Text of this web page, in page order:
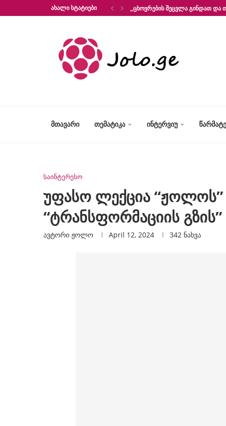
ᲐᲮᲐᲚᲘ ᲡᲢᲐᲢᲘᲔᲑᲘ „ᲪᲮᲝᲕᲠᲔᲑᲘᲡ ᲨᲔᲪᲕᲚᲐ ᲒᲘᲜᲓᲐᲗ ᲓᲐ
ᲛᲗᲐᲕᲐᲠᲘ ᲗᲔᲛᲐᲢᲘᲙᲐ ᲘᲜᲢᲔᲠᲕᲘᲣ
საინტერესო
უფასო ლექცია
“ტრანსფორმაციის
ავტორი Ჟოლო April 12, 2024 342 ნახვა